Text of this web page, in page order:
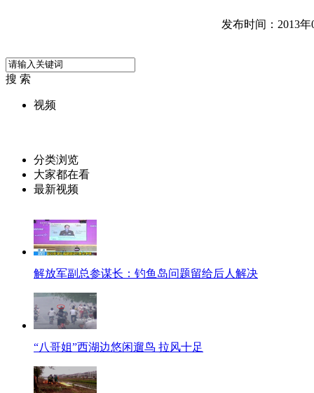
发布时间：2013年
搜 索
视频
分类浏览
大家都在看
最新视频
解放军副总参谋长：钓鱼岛问题留给后人解决
“八哥姐”西湖边悠闲遛鸟 拉风十足